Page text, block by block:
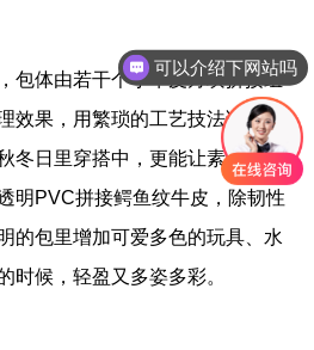
包体由若干个小牛皮方块拼接组
效果，用繁琐的工艺技法诠释另
冬日里穿搭中，更能让素人秒变
明PVC拼接鳄鱼纹牛皮，除韧性
的包里增加可爱多色的玩具、水
时候，轻盈又多姿多彩。
可以介绍下网站吗